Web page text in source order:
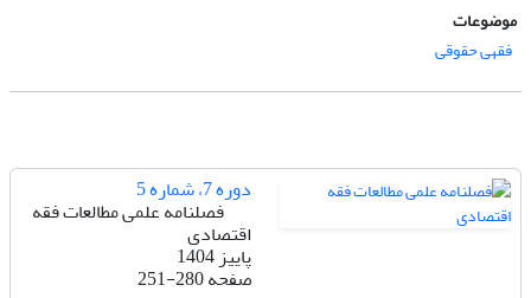
موضوعات
فقهی حقوقی
دوره 7، شماره 5
فصلنامه علمی مطالعات فقه
اقتصادی
پاییز 1404
صفحه251-280